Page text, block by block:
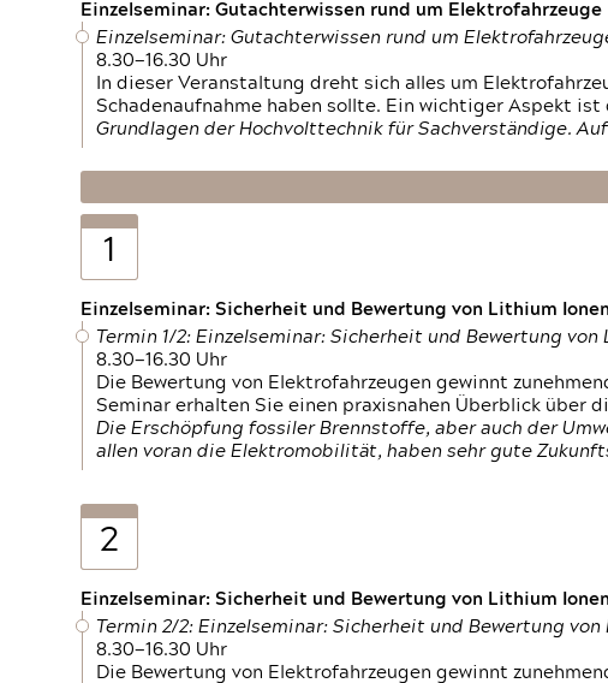
Einzelseminar: Gutachterwissen rund um Elektrofahrzeuge
Einzelseminar: Gutachterwissen rund um
8.30—16.30 Uhr
In dieser Veranstaltung dreht sich alles um
Schadenaufnahme haben sollte. Ein wichtiger Aspekt
Grundlagen der Hochvolttechnik für Sachverständige.
1
Einzelseminar: Sicherheit und Bewertung von Lithium
Termin 1/2: Einzelseminar: Sicherheit und Bewertung
8.30—16.30 Uhr
Die Bewertung von Elektrofahrzeugen gewinnt
Seminar erhalten Sie einen praxisnahen Überblick über
Die Erschöpfung fossiler Brennstoffe, aber auch der
allen voran die Elektromobilität, haben sehr gute
2
Einzelseminar: Sicherheit und Bewertung von Lithium
Termin 2/2: Einzelseminar: Sicherheit und Bewertung
8.30—16.30 Uhr
Die Bewertung von Elektrofahrzeugen gewinnt